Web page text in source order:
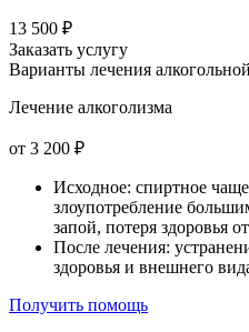
13 500 ₽
Заказать услугу
Варианты лечения
Лечение алкоголизма
от 3 200 ₽
Исходное: спиртное
злоупотребление
запой, потеря здоровья
После лечения:
здоровья и внешнего
Получить помощь